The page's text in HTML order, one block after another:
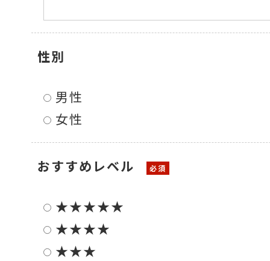
色々な計測器
レベル・勾配測定
オプション
性別
男性
女性
おすすめレベル
★★★★★
★★★★
★★★